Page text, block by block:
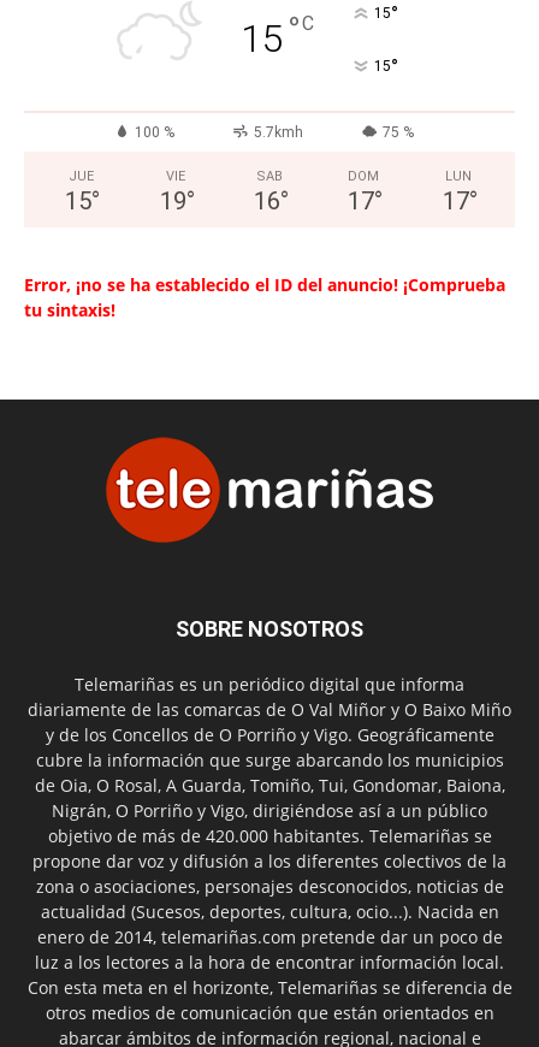
15 °C 15°
15°
100 % 5.7kmh 75 %
JUE
15°
VIE
19°
SAB
16°
DOM
17°
LUN
17°
Error, ¡no se ha establecido el ID del anuncio! ¡Comprueba
tu sintaxis!
SOBRE NOSOTROS
Telemariñas es un periódico digital que informa
diariamente de las comarcas de O Val Miñor y O Baixo Miño
y de los Concellos de O Porriño y Vigo. Geográficamente
cubre la información que surge abarcando los municipios
de Oia, O Rosal, A Guarda, Tomiño, Tui, Gondomar, Baiona,
Nigrán, O Porriño y Vigo, dirigiéndose así a un público
objetivo de más de 420.000 habitantes. Telemariñas se
propone dar voz y difusión a los diferentes colectivos de la
zona o asociaciones, personajes desconocidos, noticias de
actualidad (Sucesos, deportes, cultura, ocio...). Nacida en
enero de 2014, telemariñas.com pretende dar un poco de
luz a los lectores a la hora de encontrar información local.
Con esta meta en el horizonte, Telemariñas se diferencia de
otros medios de comunicación que están orientados en
abarcar ámbitos de información regional, nacional e